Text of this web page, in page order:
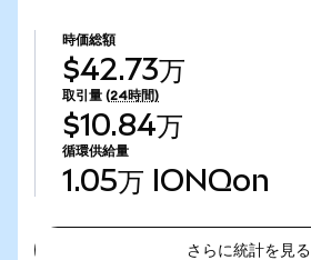
時価総額
$42.73万
取引量 (24時間)
$10.84万
循環供給量
1.05万 IONQon
さらに統計を見る